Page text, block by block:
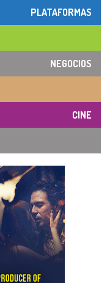
PLATAFORMAS
NEGOCIOS
CINE